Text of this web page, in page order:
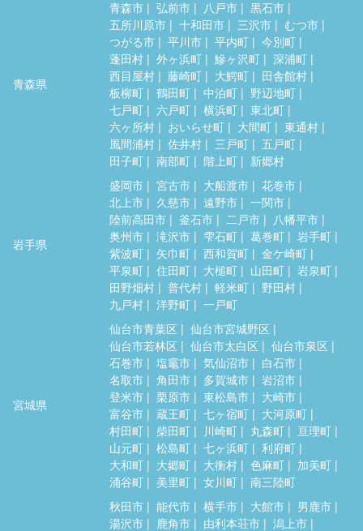
青森県
青森市 弘前市 八戸市
黒石市
五所川原市
十和田市 三沢市
むつ市
つがる市
平川市 平内町
今別町
蓬田村
外ヶ浜町 鰺ヶ沢町
深浦町
西目屋村
藤崎町 大鰐町
田舎館村
板柳町
鶴田町 中泊町
野辺地町
七戸町
六戸町 横浜町
東北町
六ヶ所村
おいらせ町 大間町
東通村
風間浦村
佐井村 三戸町
五戸町
田子町
南部町 階上町 新郷村
岩手県
盛岡市 宮古市 大船渡市
花巻市
北上市
久慈市 遠野市
一関市
陸前高田市
釜石市 二戸市
八幡平市
奥州市
滝沢市 雫石町 葛巻町
岩手町
紫波町
矢巾町 西和賀町
金ケ崎町
平泉町
住田町 大槌町 山田町
岩泉町
田野畑村
普代村 軽米町
野田村
九戸村
洋野町 一戸町
宮城県
仙台市青葉区
仙台市宮城野区
仙台市若林区
仙台市太白区
仙台市泉区
石巻市
塩竈市 気仙沼市
白石市
名取市
角田市 多賀城市
岩沼市
登米市
栗原市 東松島市
大崎市
富谷市
蔵王町 七ヶ宿町
大河原町
村田町
柴田町 川崎町 丸森町
亘理町
山元町
松島町 七ヶ浜町
利府町
大和町
大郷町 大衡村 色麻町
加美町
涌谷町
美里町 女川町 南三陸町
秋田市 能代市 横手市 大館市
男鹿市
湯沢市
鹿角市 由利本荘市
潟上市